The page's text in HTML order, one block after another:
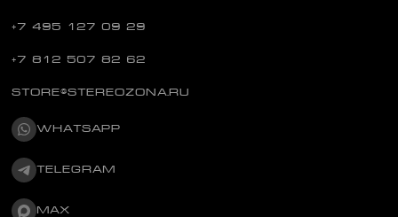
+7 495 127 09 29
+7 812 507 82 62
STORE@STEREOZONA.RU
WHATSAPP
TELEGRAM
MAX